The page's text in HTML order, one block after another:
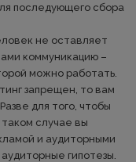
последующего сбора
не оставляет
коммуникацию –
можно работать.
запрещен, то вам
для того, чтобы
случае вы
и аудиторными
гипотезы.